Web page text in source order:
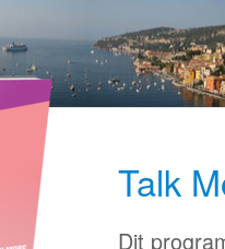
Talk
Dit